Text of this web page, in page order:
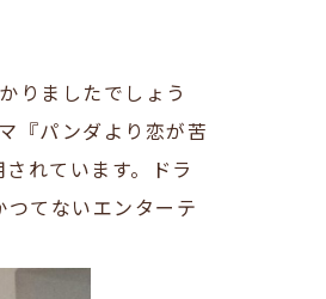
りましたでしょう
『パンダより恋が苦
れています。ドラ
てないエンターテ